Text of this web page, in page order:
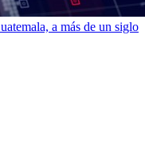
a más de un siglo